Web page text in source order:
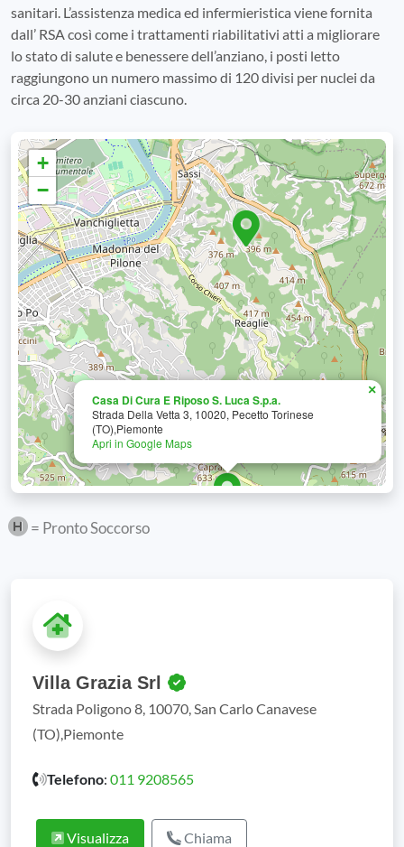
sanitari. L’assistenza medica ed infermieristica viene fornita
dall’ RSA così come i trattamenti riabilitativi atti a migliorare
lo stato di salute e benessere dell’anziano, i posti letto
raggiungono un numero massimo di 120 divisi per nuclei da
circa 20-30 anziani ciascuno.
Casa Di Cura E Riposo S. Luca S.p.a.
Strada Della Vetta 3, 10020, Pecetto Torinese
(TO),Piemonte
Apri in Google Maps
×
+
−
= Pronto Soccorso
Villa Grazia Srl
Strada Poligono 8, 10070, San Carlo Canavese
(TO),Piemonte
Telefono: 011 9208565
Visualizza Chiama